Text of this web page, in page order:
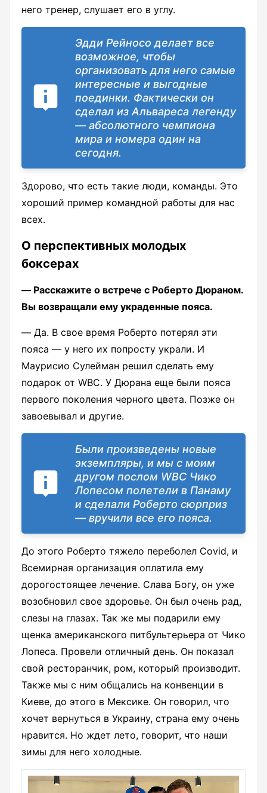
него тренер, слушает его в углу.
Эдди Рейносо делает все
возможное, чтобы
организовать для него самые
интересные и выгодные
поединки. Фактически он
сделал из Альвареса легенду
― абсолютного чемпиона
мира и номера один на
сегодня.
Здорово, что есть такие люди, команды. Это
хороший пример командной работы для нас
всех.
О перспективных молодых
боксерах
― Расскажите о встрече с Роберто Дюраном.
Вы возвращали ему украденные пояса.
― Да. В свое время Роберто потерял эти
пояса ― у него их попросту украли. И
Маурисио Сулейман решил сделать ему
подарок от WBC. У Дюрана еще были пояса
первого поколения черного цвета. Позже он
завоевывал и другие.
Были произведены новые
экземпляры, и мы с моим
другом послом WBC Чико
Лопесом полетели в Панаму
и сделали Роберто сюрприз
― вручили все его пояса.
До этого Роберто тяжело переболел Covid, и
Всемирная организация оплатила ему
дорогостоящее лечение. Слава Богу, он уже
возобновил свое здоровье. Он был очень рад,
слезы на глазах. Так же мы подарили ему
щенка американского питбультерьера от Чико
Лопеса. Провели отличный день. Он показал
свой ресторанчик, ром, который производит.
Также мы с ним общались на конвенции в
Киеве, до этого в Мексике. Он говорил, что
хочет вернуться в Украину, страна ему очень
нравится. Но ждет лето, говорит, что наши
зимы для него холодные.